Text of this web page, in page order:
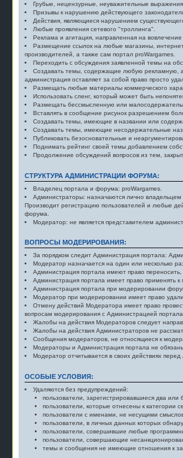
Грубые, нецензурные, неуважительные
Призывы к нарушению действующего
Действия, являющиеся нарушением
Любые проявления сетевого "троллинга".
Реклама и агитация, направленная на
Размещение ссылок на любые магазины,
производителей, а также сам портал proWargames.
Переходить с обсуждения заявленной темы на
Создавать темы, содержащие любую рекламную,
администрация оставляет за собой право просто
Размещать любые материалы коммерческого
Использовать сленг, который может быть
Размещать бессмысленную или
Вставлять в сообщение рисунок разрешением
Создавать темы, имеющие в названии или
Создавать темы, имеющие несодержательные
Публиковать безосновательные и
Поднимать рейтинг своей темы добавлением
Продолжение обсуждений вопросов из тем,
СТРУКТУРА АДМИНИСТРАЦИИ ФОРУМА:
Владелец портала и форума: proWargames.
Администраторы: назначаются лично
Производит регистрацию пользователей и любые
форума.
Модератор: не является представителем
ВОПРОСЫ МОДЕРИРОВАНИЯ:
За порядком следит Администрация портала:
Модератор назначается на один или несколько
Администрация портала имеют право
Администрация портала имеет право применять
Администрация портала при модерировании
Модератор при модерировании имеет право
Отмену действий Модератора имеет право
вопросам модерирования с Администрацией
Жалобы на действия Модераторов следует
Жалобы на действия Администраторов не
Сообщения модераторов, не относящиеся к
Модераторы и Администрация портала не
Модератор отчитывается в своих действиях
ОСОБЫЕ УСЛОВИЯ:
Удаляются без предупреждений:
пользователи, зарегистрировавшиеся два
пользователи, которые отнесены к категории
пользователи с именами, не несущими
пользователи, в личных данных которых
пользователи, совершившие любые
пользователи, совершающие
темы и сообщения не имеющие отношения к